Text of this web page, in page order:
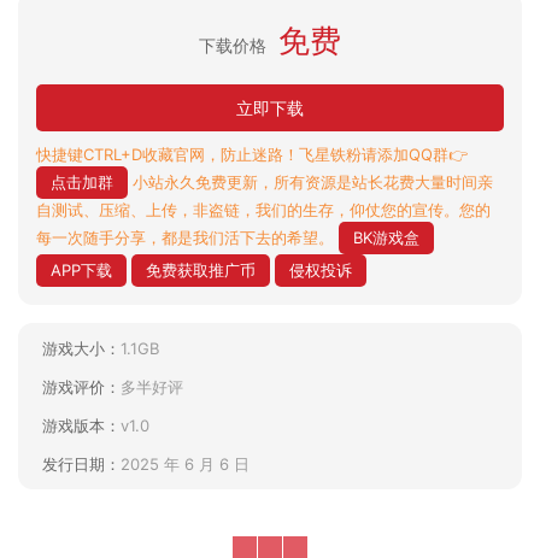
下载价格 免费
立即下载
快捷键CTRL+D收藏官网，防止迷路！飞星铁粉请添加QQ群👉
点击加群
小站永久免费更新，所有资源是站长花费大量时间亲
自测试、压缩、上传，非盗链，我们的生存，仰仗您的宣传。您的
每一次随手分享，都是我们活下去的希望。
BK游戏盒
APP下载
免费获取推广币 侵权投诉
游戏大小： 1.1GB
游戏评价： 多半好评
游戏版本： v1.0
发行日期： 2025 年 6 月 6 日